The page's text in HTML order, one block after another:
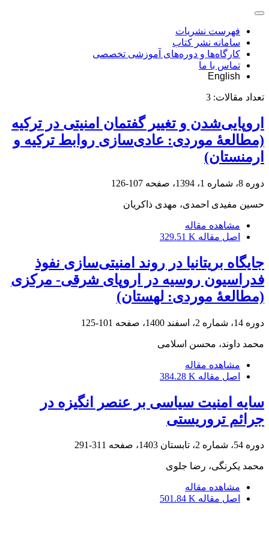
فهرست نشریات
سامانه نشر کتاب
کارگاه‌ها و دوره‌های آموزشی تخصصی
تماس با ما
English
تعداد مقالات: 3
اروپایی‌شدن و تغییر گفتمان امنیتی در ترکیه
(مطالعۀ موردی: عادی‌سازی روابط ترکیه و
ارمنستان)
دوره 8، شماره 1، 1394، صفحه 107-126
حسین مفیدی احمدی، مهدی ذاکریان
مشاهده مقاله
اصل مقاله 329.51 K
جایگاه بریتانیا در روند امنیتی‌سازی نفوذ
فدراسیون روسیه در اروپای شرقی- ‌مرکزی
(مطالعۀ موردی: لهستان)
دوره 14، شماره 2، اسفند 1400، صفحه 101-125
محمد داوند، محسن اسلامی
مشاهده مقاله
اصل مقاله 384.28 K
سایه امنیت سیاسی بر عنصر انگیزه در
جرائم تروریستی
دوره 54، شماره 2، تابستان 1403، صفحه 311-291
محمد یکرنگی، رضا جلوی
مشاهده مقاله
اصل مقاله 501.84 K